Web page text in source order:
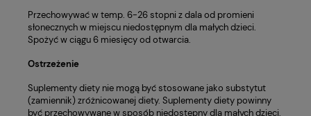
Przechowywać w temp. 6-26 stopni z dala od promieni
słonecznych w miejscu niedostępnym dla małych dzieci.
Spożyć w ciągu 6 miesięcy od otwarcia.
Ostrzeżenie
Suplementy diety nie mogą być stosowane jako substytut
(zamiennik) zróżnicowanej diety. Suplementy diety powinny
być przechowywane w sposób niedostępny dla małych dzieci.